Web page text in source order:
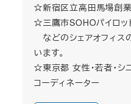
☆新宿区立高田馬場創
☆三鷹市SOHOパイロッ
などのシェアオフィ
います。
☆東京都 女性・若者・
コーディネーター